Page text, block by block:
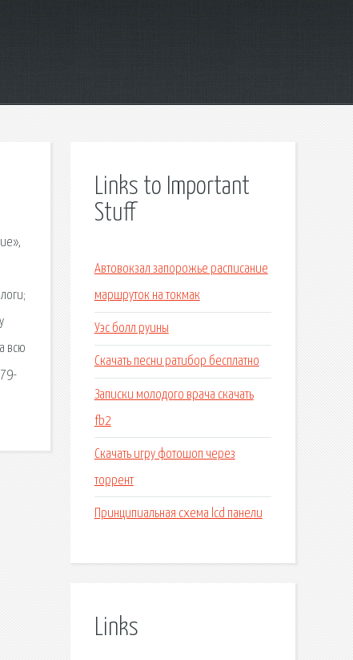
всю
Links to Important
Stuff
Автовокзал запорожье расписание
маршруток на токмак
Уэс болл руины
Скачать песни ратибор бесплатно
Записки молодого врача скачать
fb2
Скачать игру фотошоп через
торрент
Принципиальная схема lcd панели
Links